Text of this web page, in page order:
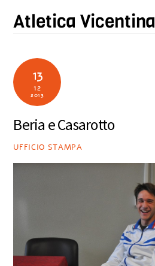
content
Atletica Vicentina
13
12
2013
Beria e Casarotto
UFFICIO STAMPA